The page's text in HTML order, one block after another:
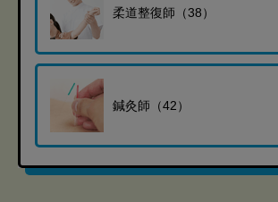
柔道整復師（38）
鍼灸師（42）